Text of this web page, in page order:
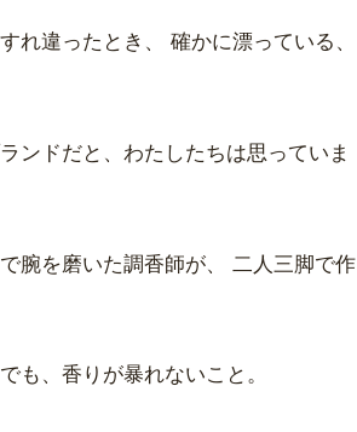
れ違ったとき、 確かに漂っている、
ンドだと、わたしたちは思っていま
腕を磨いた調香師が、 二人三脚で作
も、香りが暴れないこと。